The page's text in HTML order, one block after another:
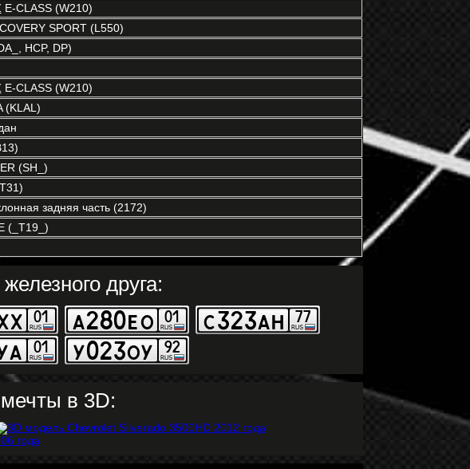
E-CLASS (W210)
SPORT (L550)
HCP, DP)
E-CLASS (W210)
(KLAL)
(SH_)
задняя часть (2172)
(_T19_)
друга:
в 3D: